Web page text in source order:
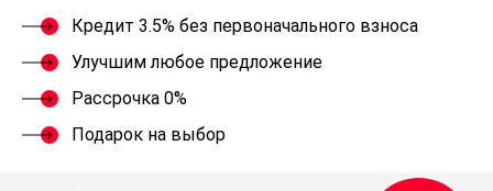
Кредит 3.5% без первоначального взноса
Улучшим любое предложение
Рассрочка 0%
Подарок на выбор